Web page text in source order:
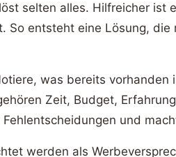
selten alles. Hilfreicher
So entsteht eine Lösung,
was bereits
Zeit, Budget,
und
werden als